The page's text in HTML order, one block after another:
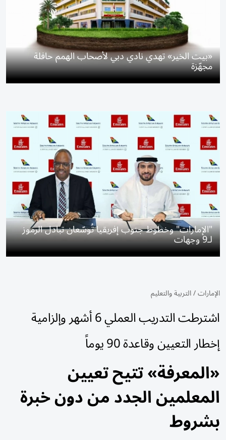
«بيت الخير» تهدي نادي دبي لأصحاب الهمم حافلة
مجهّزة
"الإمارات" وخطوط جنوب إفريقيا تُوسّعان تبادل الرموز
لـ9 وجهات
الإمارات/التربية والتعليم
اشترطت التدريب العملي 6 أشهر وإلزامية
إخطار التعيين وقاعدة 90 يوماً
«المعرفة» تتيح تعيين
المعلمين الجدد من دون خبرة
بشروط